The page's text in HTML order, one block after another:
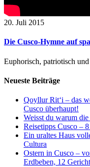
20. Juli 2015
Die Cusco-Hymne auf
Euphorisch, patriotisch
Neueste Beiträge
Qoyllur Rit‘i – das
Cusco überhaupt!
Weisst du warum
Reisetipps Cusco –
Ein uraltes Haus
Cultura
Ostern in Cusco –
Erdbeben, 12